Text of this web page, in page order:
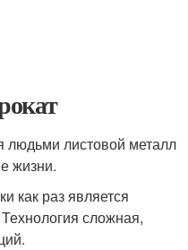
листовой металл
жизни.
как раз является
сложная,